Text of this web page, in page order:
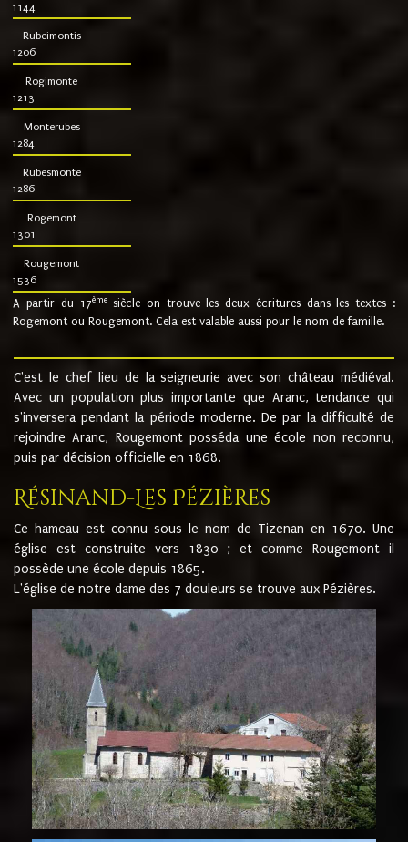
1144
Rubeimontis
1206
Rogimonte
1213
Monterubes
1284
Rubesmonte
1286
Rogemont
1301
Rougemont
1536
A partir du 17ème siècle on trouve les deux écritures dans les textes :
Rogemont ou Rougemont. Cela est valable aussi pour le nom de famille.
C'est le chef lieu de la seigneurie avec son château médiéval.
Avec un population plus importante que Aranc, tendance qui
s'inversera pendant la période moderne. De par la difficulté de
rejoindre Aranc, Rougemont posséda une école non reconnu,
puis par décision officielle en 1868.
Résinand-Les Pézières
Ce hameau est connu sous le nom de Tizenan en 1670. Une
église est construite vers 1830 ; et comme Rougemont il
possède une école depuis 1865.
L'église de notre dame des 7 douleurs se trouve aux Pézières.